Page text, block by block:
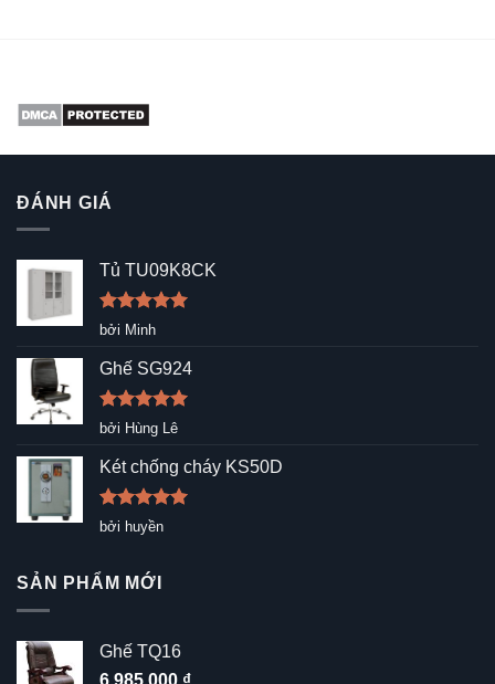
ĐÁNH GIÁ
Tủ TU09K8CK
Được xếp
sao
bởi Minh
Ghế SG924
Được xếp
5
sao
bởi Hùng Lê
Két chống cháy KS50D
Được xếp
hạng5
bởi huyền
SẢN PHẨM MỚI
Ghế TQ16
6,985,000 ₫